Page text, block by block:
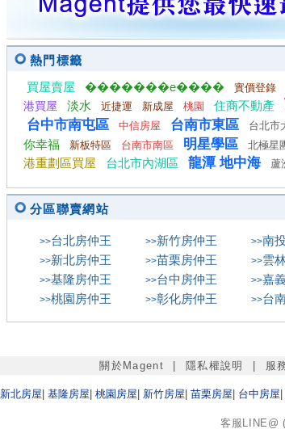
熱門標籤
買屋賣屋 �������e���� 實價登錄
港買屋
淡水 近捷運 新成屋 桃園 住商不動產
台中市南屯區 中信房屋 台南市東區 台北市
你幸福
新板特區 台南市南區 明星學區 北極星
港重劃區買屋
台北市內湖區 龍潭 地中海 蘆
分區聯賣網站
>>台北房仲王 >>新竹房仲王 >>南
>>新北房仲王 >>苗栗房仲王 >>雲
>>基隆房仲王 >>台中 房仲王 >>嘉
>>桃園 房仲王 >>彰化房仲王 >>台
關於Magent 隱私權說明 服
新北房屋 基隆房屋 桃園 房屋 新竹房屋 苗栗房屋 台中房屋
客服LINE@